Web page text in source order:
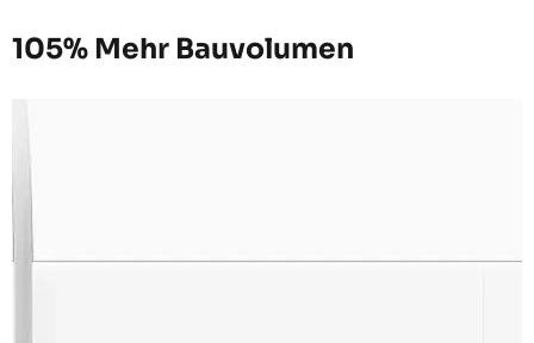
105% Mehr Bauvolumen